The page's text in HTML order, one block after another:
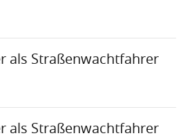
als Straßenwachtfahrer
als Straßenwachtfahrer